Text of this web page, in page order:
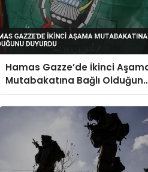
Hamas Gazze’de İkinci
Mutabakatına Bağlı
Duyurdu